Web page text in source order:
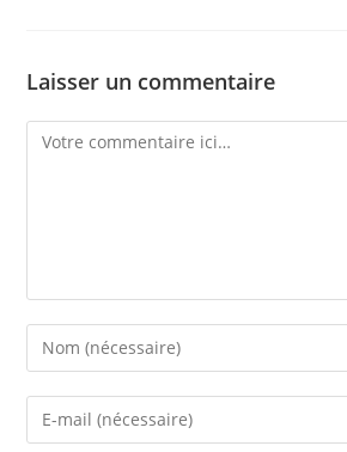
Laisser un commentaire
Comment
Enter
your
name
Enter
your